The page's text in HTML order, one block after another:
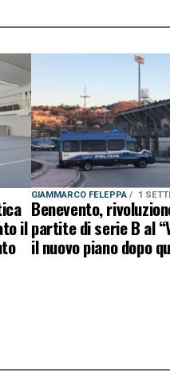
il
GIAMMARCO FELEPPA 1
Benevento,
partite di serie B al
il nuovo piano dopo